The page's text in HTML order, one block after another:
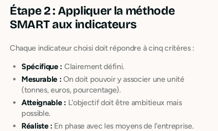
Étape 2 : Appliquer la méthode
SMART aux indicateurs
Chaque indicateur choisi doit répondre à cinq critères :
Spécifique : Clairement défini.
Mesurable : On doit pouvoir y associer une unité
(tonnes, euros, pourcentage).
Atteignable : L'objectif doit être ambitieux mais
possible.
Réaliste : En phase avec les moyens de l'entreprise.